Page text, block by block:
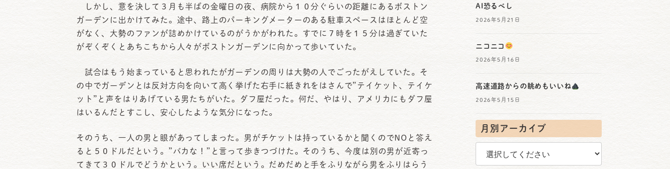
しかし、意を決して３月も半ばの金曜日の夜、病院から１０分ぐらいの距離にあるボストン
ガーデンに出かけてみた。途中、路上のパーキングメーターのある駐車スペースはほとんど空
がなく、大勢のファンが詰めかけているのがうかがわれた。すでに７時を１５分は過ぎていた
がぞくぞくとあちこちから人々がボストンガーデンに向かって歩いていた。
試合はもう始まっていると思われたがガーデンの周りは大勢の人でごったがえしていた。そ
の中でガーデンとは反対方向を向いて高く挙げた右手に紙きれをはさんで”テイケット、テイケ
ット”と声をはりあげている男たちがいた。ダフ屋だった。何だ、やはり、アメリカにもダフ屋
はいるんだとすこし、安心したような気分になった。
そのうち、一人の男と眼があってしまった。男がチケットは持っているかと聞くのでNOと答え
ると５０ドルだという。”バカな！”と言って歩きつづけた。そのうち、今度は別の男が近寄っ
てきて３０ドルでどうかという。いい席だという。だめだめと手をふりながら男をふりはらう
AI恐るべし
2026年5月21日
ニコニコ
2026年5月16日
高速道路からの眺めもいいね
2026年5月15日
月別アーカイブ